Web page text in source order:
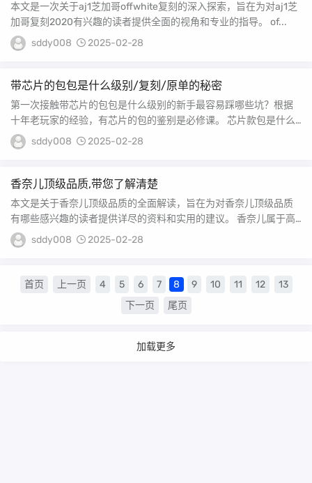
本文是一次关于aj1芝加哥offwhite复刻的深入探索，旨在为对aj1芝
加哥复刻2020有兴趣的读者提供全面的视角和专业的指导。 of...
sddy008
2025-02-28
带芯片的包包是什么级别/复刻/原单的秘密
第一次接触带芯片的包包是什么级别的新手最容易踩哪些坑？根据
十年老玩家的经验，有芯片的包的鉴别是必修课。 芯片款包是什么
意思 1、LV芯片...
sddy008 2025-02-28
香奈儿顶级品质,带您了解清楚
本文是关于香奈儿顶级品质的全面解读，旨在为对香奈儿顶级品质
有哪些感兴趣的读者提供详尽的资料和实用的建议。 香奈儿属于高
端还是顶级档次呢?...
sddy008 2025-02-28
首页 上一页 4 5 6 7 8 9 10 11 12
13
下一页
尾页
加载更多